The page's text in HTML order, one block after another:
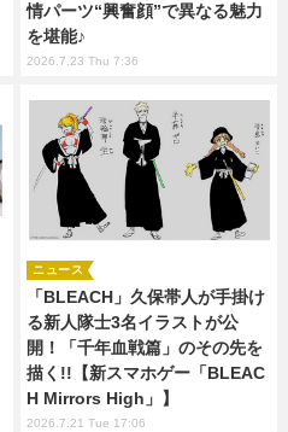
情パーツ“興奮顔”で異なる魅力
を堪能♪
2026.7.23 Thu 7:36
「BLEACH」久保帯人が手掛け
る新人隊士3名イラストが公
開！「千年血戦篇」のその先を
描く!!【新スマホゲー「BLEAC
H Mirrors High」】
ニュース
2026.7.21 Tue 17:06